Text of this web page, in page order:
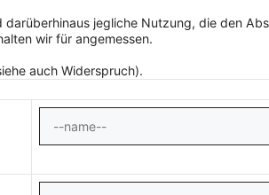
darüberhinaus jegliche Nutzung, die den
wir für angemessen.
auch Widerspruch).